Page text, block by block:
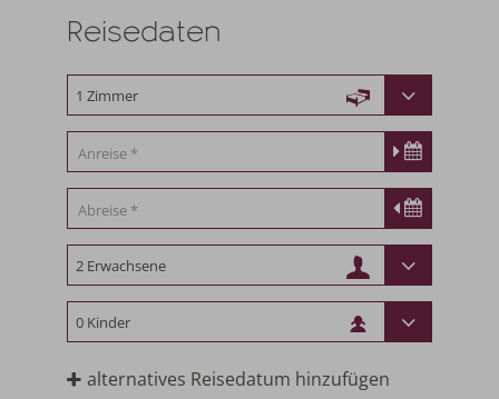
Reisedaten
alternatives Reisedatum hinzufügen